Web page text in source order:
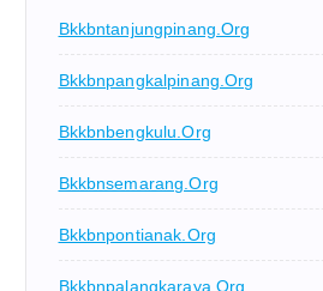
Bkkbntanjungpinang.org
Bkkbnpangkalpinang.org
Bkkbnbengkulu.org
Bkkbnsemarang.org
Bkkbnpontianak.org
Bkkbnpalangkaraya.org